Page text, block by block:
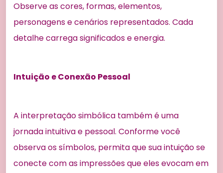
Observe as cores, formas, elementos,
personagens e cenários representados. Cada
detalhe carrega significados e energia.
Intuição e Conexão Pessoal
A interpretação simbólica também é uma
jornada intuitiva e pessoal. Conforme você
observa os símbolos, permita que sua intuição se
conecte com as impressões que eles evocam em